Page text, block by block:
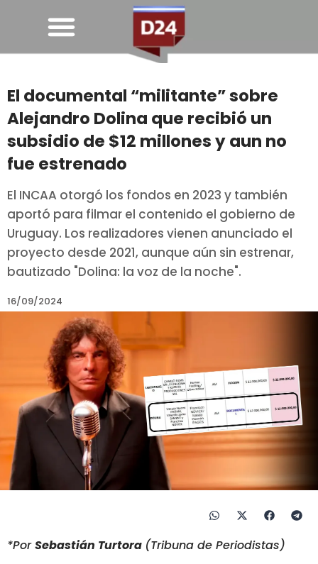
El documental “militante” sobre
Alejandro Dolina que recibió un
subsidio de $12 millones y aun no
fue estrenado
El INCAA otorgó los fondos en 2023 y también
aportó para filmar el contenido el gobierno de
Uruguay. Los realizadores vienen anunciado el
proyecto desde 2021, aunque aún sin estrenar,
bautizado "Dolina: la voz de la noche".
16/09/2024
*PorSebastián Turtora (Tribuna de Periodistas)